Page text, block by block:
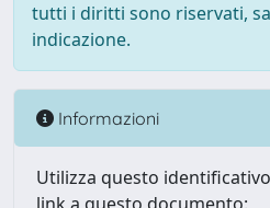
tutti i diritti sono riservati,
indicazione.
Informazioni
Utilizza questo